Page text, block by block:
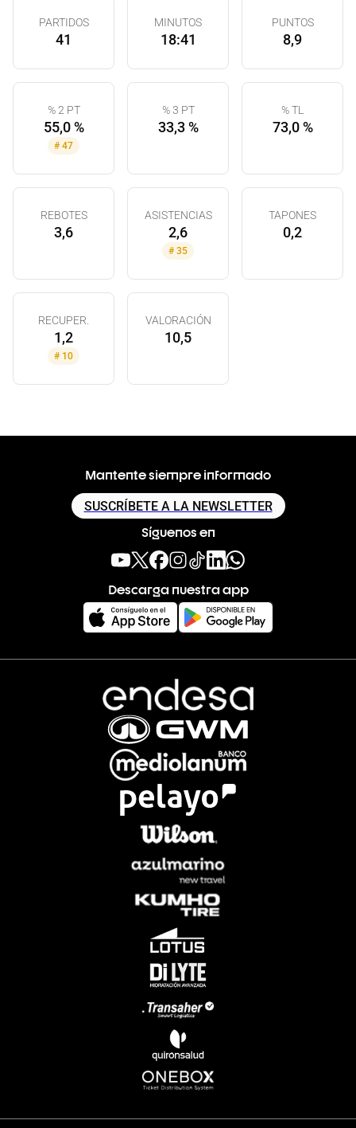
PARTIDOS
41
MINUTOS
18:41
PUNTOS
8,9
% 2 PT
55,0 %
# 47
% 3 PT
33,3 %
% TL
73,0 %
REBOTES
3,6
ASISTENCIAS
2,6
# 35
TAPONES
0,2
RECUPER.
1,2
# 10
VALORACIÓN
10,5
Mantente siempre informado
SUSCRÍBETE A LA NEWSLETTER
Síguenos en
Descarga nuestra app